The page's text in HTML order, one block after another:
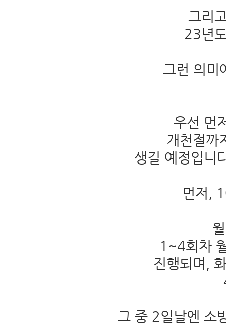
그리
23년
그런 의미
우선 먼
개천절까
생길 예정입니
먼저,
1~4회차
진행되며,
그 중 2일날엔 소